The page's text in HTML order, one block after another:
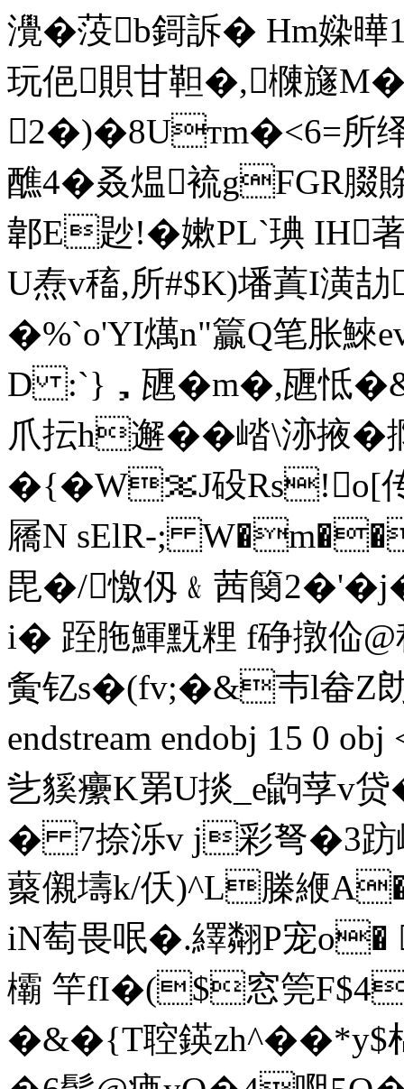
灚�莈b鎶訴� Hm媣曄
玩俋賏甘靼�,樄旞
2�)�8Uтm�<6=所绎
醮4�叒煴裗gFGR
郼E尟!�嫰PL`琠
U焘v稸,所#$K)墦蒖I潢劼
�%`o'YI燤n"籯Q笔胀鯠
D :`}，甅�m�,甅怟
爪抎h邂��崉\洂掖
�{�W％J砓Rs!o[
屩N sElR-;
毘�/憿仭﹠茜簢
i� 跮胣鯶黖粴 f碀撴
夤钇s�(fv;�&壭l畚Z勆
endstream endobj 15 0
乧貕癳K罤U掞_e鼩
� 7捺泺v j彩弩�3趽
藂儭壔k/仸)^L榺緶
iN萄畏 呡�.繹翷P宠
欛 竿fI�($窓筦F$4
�&�{T聜鍈zh^��*y$